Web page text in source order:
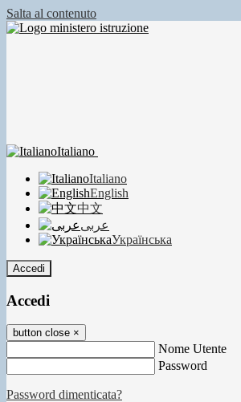
Salta al contenuto
Italiano
Italiano
English
中文
عربى
Українська
Accedi
Accedi
button close ×
Nome Utente
Password
Password dimenticata?